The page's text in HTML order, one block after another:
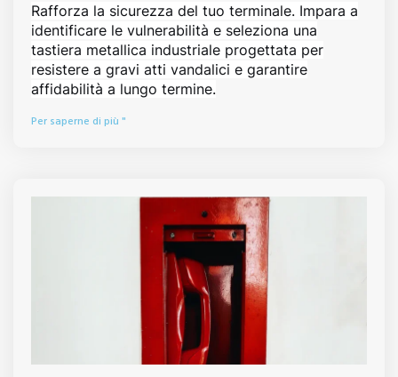
Rafforza la sicurezza del tuo terminale. Impara a
identificare le vulnerabilità e seleziona una
tastiera metallica industriale progettata per
resistere a gravi atti vandalici e garantire
affidabilità a lungo termine.
Per saperne di più "